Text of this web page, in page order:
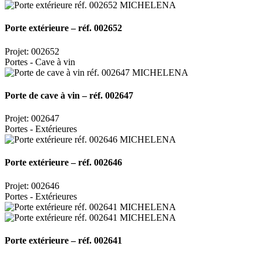
Porte extérieure – réf. 002652
Projet: 002652
Portes - Cave à vin
Porte de cave à vin – réf. 002647
Projet: 002647
Portes - Extérieures
Porte extérieure – réf. 002646
Projet: 002646
Portes - Extérieures
Porte extérieure – réf. 002641